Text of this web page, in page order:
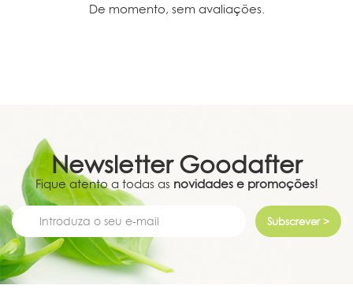
De momento, sem avaliações.
Newsletter Goodafter
Fique atento a todas as novidades e promoções!
Subscrever >